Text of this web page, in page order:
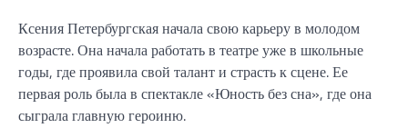
Ксения Петербургская начала свою карьеру в молодом
возрасте. Она начала работать в театре уже в школьные
годы, где проявила свой талант и страсть к сцене. Ее
первая роль была в спектакле «Юность без сна», где она
сыграла главную героиню.